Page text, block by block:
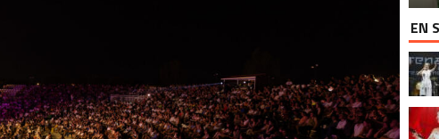
EN